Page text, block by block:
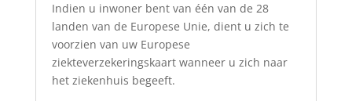
Indien u inwoner bent van één van de 28
landen van de Europese Unie, dient u zich te
voorzien van uw Europese
ziekteverzekeringskaart wanneer u zich naar
het ziekenhuis begeeft.